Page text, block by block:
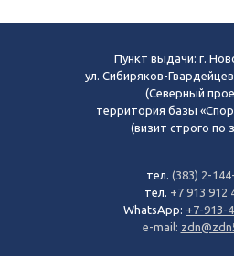
Пункт выдачи: г.
ул. Сибиряков-
(Северный
территория базы
(визит строго по
тел. (383) 2-
тел. +7 913 912
WhatsApp: +7-913-
e-mail: